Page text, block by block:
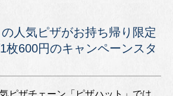
人気ピザがお持ち帰り限定
枚600円のキャンペーンスタ
ピザチェーン「ピザハット」では、